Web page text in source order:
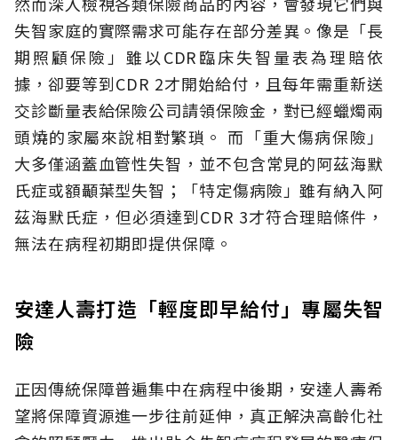
失智家庭的實際需求可能存在部分差異。像是「長
期照顧保險」雖以CDR臨床失智量表為理賠依
據，卻要等到CDR 2才開始給付，且每年需重新送
交診斷量表給保險公司請領保險金，對已經蠟燭兩
頭燒的家屬來說相對繁瑣。 而「重大傷病保險」
大多僅涵蓋血管性失智，並不包含常見的阿茲海默
氏症或額顳葉型失智；「特定傷病險」雖有納入阿
茲海默氏症，但必須達到CDR 3才符合理賠條件，
無法在病程初期即提供保障。
安達人壽打造「輕度即早給付」專屬失智
險
正因傳統保障普遍集中在病程中後期，安達人壽希
望將保障資源進一步往前延伸，真正解決高齡化社